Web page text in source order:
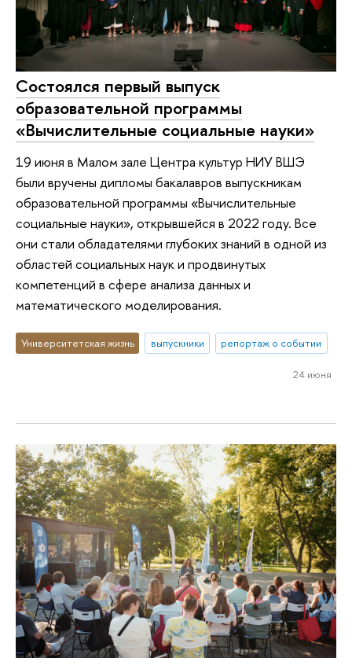
Состоялся первый выпуск
образовательной программы
«Вычислительные социальные науки»
19 июня в Малом зале Центра культур НИУ ВШЭ
были вручены дипломы бакалавров выпускникам
образовательной программы «Вычислительные
социальные науки», открывшейся в 2022 году. Все
они стали обладателями глубоких знаний в одной из
областей социальных наук и продвинутых
компетенций в сфере анализа данных и
математического моделирования.
Университетская жизнь выпускники репортаж о событии
24 июня